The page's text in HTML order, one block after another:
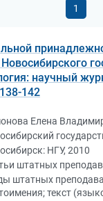
1
научный
142
Елена
НГУ, 2010
штатных
штатных
текст